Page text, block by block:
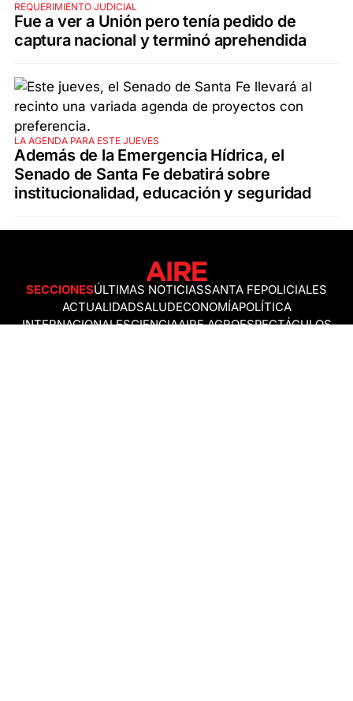
REQUERIMIENTO JUDICIAL
Fue a ver a Unión pero tenía pedido de
captura nacional y terminó aprehendida
LA AGENDA PARA ESTE JUEVES
Además de la Emergencia Hídrica, el
Senado de Santa Fe debatirá sobre
institucionalidad, educación y seguridad
SECCIONESÚLTIMAS NOTICIASSANTA FEPOLICIALES
ACTUALIDADSALUDECONOMÍAPOLÍTICA
INTERNACIONALESCIENCIAAIRE AGROESPECTÁCULOS